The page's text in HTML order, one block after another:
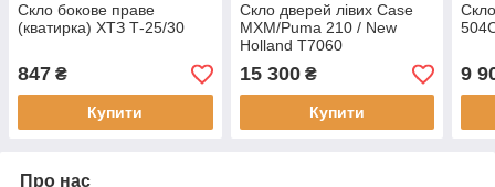
Скло бокове праве
(кватирка) ХТЗ Т-25/30
847 ₴
Купити
Скло дверей лівих Case
MXM/Puma 210 / New
Holland T7060
15 300₴
Купити
9
Про нас